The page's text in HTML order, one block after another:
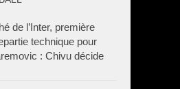
de l’Inter, première
technique pour
: Chivu décide